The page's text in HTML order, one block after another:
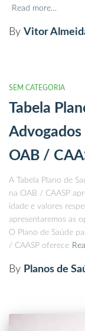
Read more…
By Vitor
SEM CATEGORIA
Tabela
Advogados
OAB /
A Tabela Plano de
na OAB / CAASP
idade e valores
apresentaremos as
O Plano de Saúde
/ CAASP oferece
By Planos de